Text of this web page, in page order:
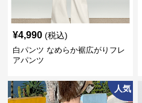
¥4,990 (税込)
白パンツ なめらか裾広がりフレ
アパンツ
人気